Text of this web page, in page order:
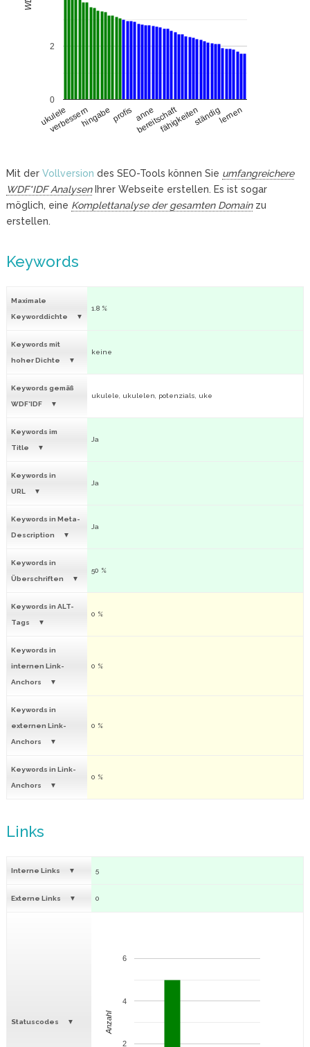
ukulele
verbessernhingabeprofis anne
bereitschaftfähigkeitenständiglernen
0
2
Mit der Vollversion des SEO-Tools können Sie umfangreichere
WDF*IDF AnalysenIhrer Webseite erstellen. Es ist sogar
möglich, eine Komplettanalyse der gesamten Domainzu
erstellen.
Keywords
Maximale
Keyworddichte
1.8 %
Keywords mit
hoher Dichte
keine
Keywords gemäß
WDF*IDF
ukulele, ukulelen, potenzials, uke
Keywords im
Title
Ja
Keywords in
URL
Ja
Keywords in Meta-
Description
Ja
Keywords in
Überschriften
50 %
Keywords in ALT-
Tags
0 %
Keywords in
internen Link-
Anchors
0 %
Keywords in
externen Link-
Anchors
0 %
Keywords in Link-
Anchors
0 %
Links
Interne Links 5
Externe Links 0
Statuscodes
2
4
6
Anzahl